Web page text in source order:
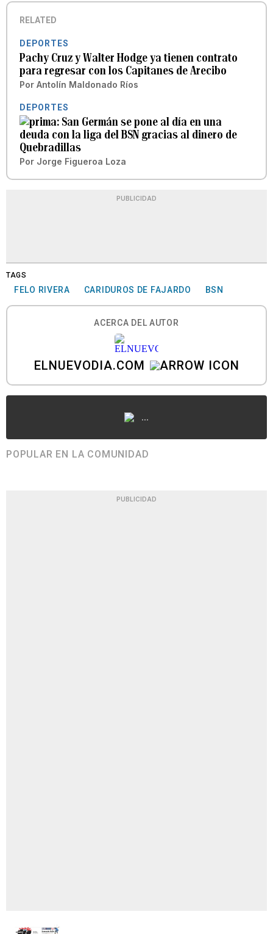
RELATED
DEPORTES
Pachy Cruz y Walter Hodge ya tienen contrato
para regresar con los Capitanes de Arecibo
Por Antolín Maldonado Ríos
DEPORTES
San Germán se pone al día en una
deuda con la liga del BSN gracias al dinero de
Quebradillas
Por Jorge Figueroa Loza
PUBLICIDAD
TAGS
FELO RIVERA CARIDUROS DE FAJARDO BSN
ACERCA DEL AUTOR
ELNUEVODIA.COM
...
POPULAR EN LA COMUNIDAD
PUBLICIDAD